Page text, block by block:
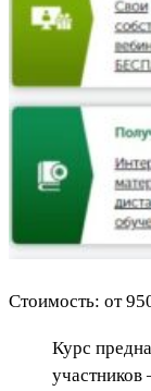
Стоимость: от
Курс